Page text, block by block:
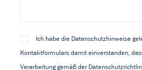
Ich habe die Datenschutzhinweise
Kontaktformulars damit einverstanden,
Verarbeitung gemäß der